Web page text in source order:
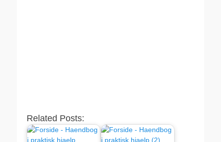
Related Posts: